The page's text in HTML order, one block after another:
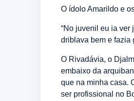
O ídolo Amarildo e
“No juvenil eu ia ver
driblava bem e fazia
O Rivadávia, o
embaixo da
que na minha casa.
ser profissional no